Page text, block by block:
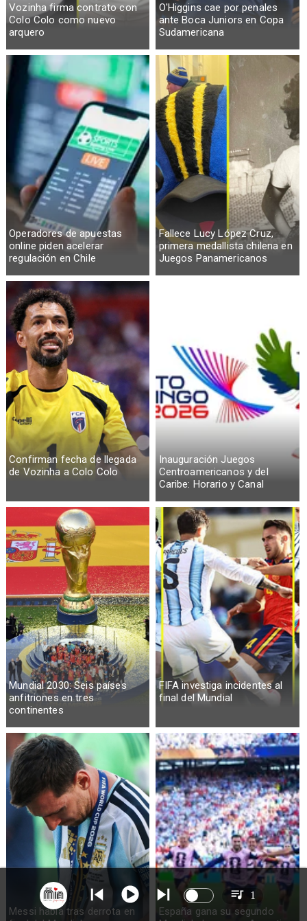
Vozinha firma contrato con
Colo Colo como nuevo
arquero
O'Higgins cae por penales
ante Boca Juniors en Copa
Sudamericana
Operadores de apuestas
online piden acelerar
regulación en Chile
Fallece Lucy López Cruz,
primera medallista chilena en
Juegos Panamericanos
Confirman fecha de llegada
de Vozinha a Colo Colo
Inauguración Juegos
Centroamericanos y del
Caribe: Horario y Canal
Mundial 2030: Seis países
anfitriones en tres
continentes
FIFA investiga incidentes al
final del Mundial
Messi habla tras derrota en
España gana su segundo
1